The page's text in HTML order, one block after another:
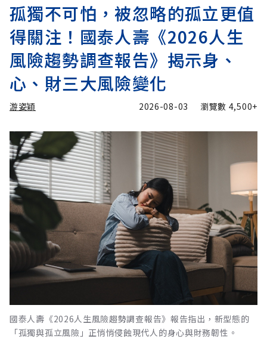
孤獨不可怕，被忽略的孤立更值
得關注！國泰人壽《2026人生
風險趨勢調查報告》揭示身、
心、財三大風險變化
游姿穎 2026-08-03 瀏覽數 4,500+
國泰人壽《2026人生風險趨勢調查報告》報告指出，新型態的
「孤獨與孤立風險」正悄悄侵蝕現代人的身心與財務韌性。